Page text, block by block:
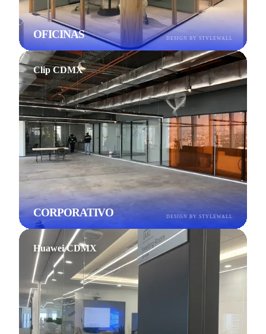
OFICINAS DESIGN BY STYLEWALL
Clip CDMX
CORPORATIVO DESIGN BY STYLEWALL
Huawei CDMX